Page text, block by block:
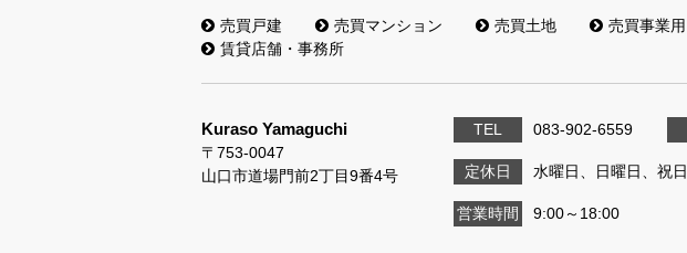
売買戸建 売買マンション 売買土地 売買事業用
賃貸店舗・事務所
Kuraso Yamaguchi
〒753-0047
山口市道場門前2丁目9番4号
TEL 083-902-6559
定休日 水曜日、日曜日、祝日
営業時間 9:00～18:00